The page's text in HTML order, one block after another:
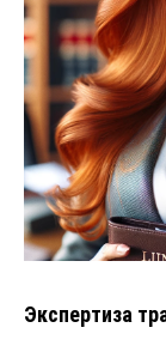
Экспертиза